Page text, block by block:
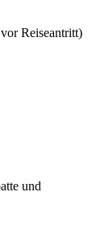
Reiseantritt)
und